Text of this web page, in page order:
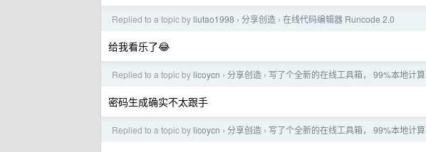
Replied to a topic by liutao1998 › 分享创造 › 在线代码编辑器 Runcode 2.0
给我看乐了😂
Replied to a topic by licoycn › 分享创造 › 写了个全新的在线工具箱， 99%本地计算
密码生成确实不太跟手
Replied to a topic by licoycn › 分享创造 › 写了个全新的在线工具箱， 99%本地计算